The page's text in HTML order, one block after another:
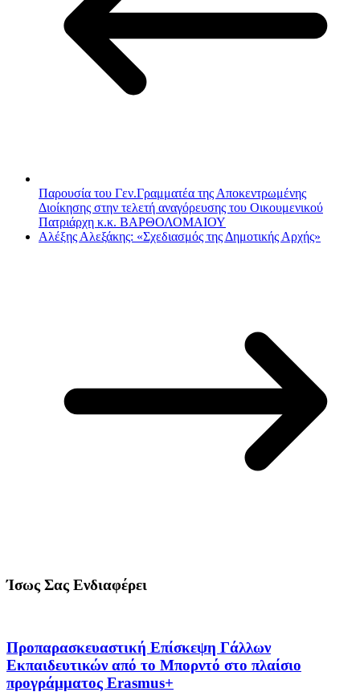
Παρουσία του Γεν.Γραμματέα της Αποκεντρωμένης
Διοίκησης στην τελετή αναγόρευσης του Οικουμενικού
Πατριάρχη κ.κ. ΒΑΡΘΟΛΟΜΑΙΟΥ
Αλέξης Αλεξάκης: «Σχεδιασμός της Δημοτικής Αρχής»
Ίσως Σας Ενδιαφέρει
Προπαρασκευαστική Επίσκεψη Γάλλων
Εκπαιδευτικών από το Μπορντό στο πλαίσιο
προγράμματος Erasmus+